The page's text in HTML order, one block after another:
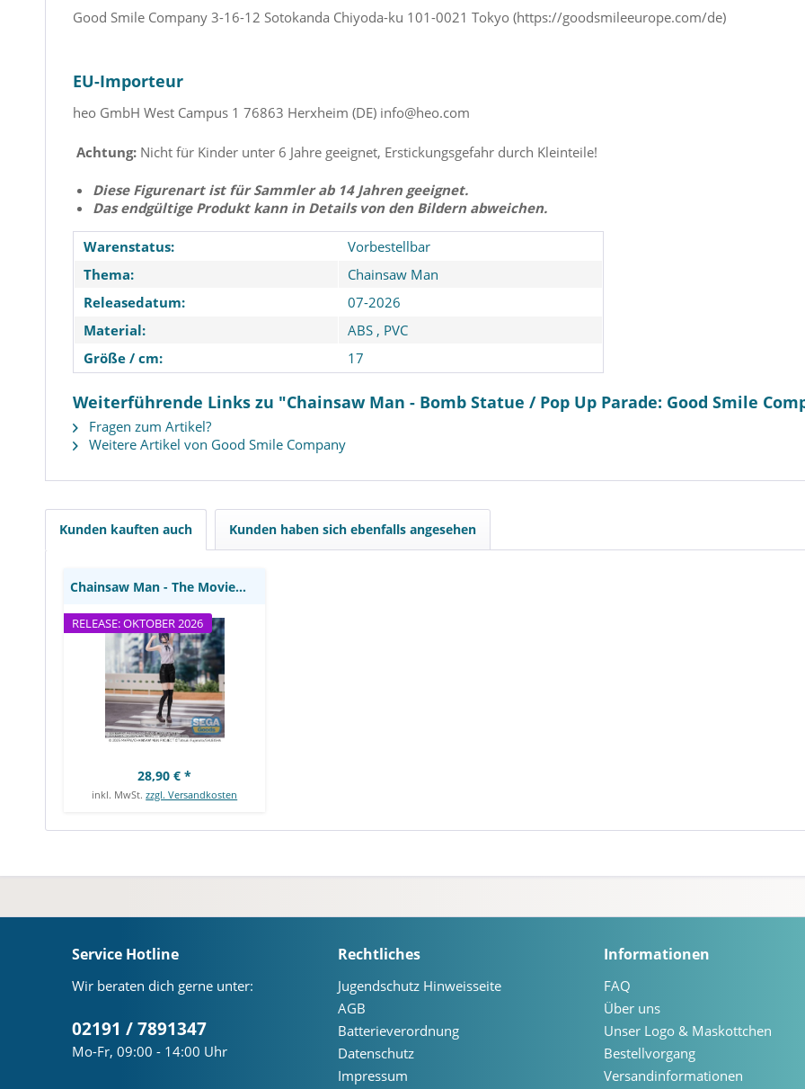
Good Smile Company 3-16-12 Sotokanda Chiyoda-ku 101-0021 Tokyo (https://goodsmileeurope.com/de)
EU-Importeur
heo GmbH West Campus 1 76863 Herxheim (DE) info@heo.com
Achtung: Nicht für Kinder unter 6 Jahre geeignet, Erstickungsgefahr durch Kleinteile!
Diese Figurenart ist für Sammler ab 14 Jahren geeignet.
Das endgültige Produkt kann in Details von den Bildern abweichen.
Warenstatus:
Vorbestellbar
Thema:
Chainsaw Man
Releasedatum:
07-2026
Material:
ABS , PVC
Größe / cm:
17
Weiterführende Links zu "Chainsaw Man - Bomb Statue / Pop Up Parade: Good Smile
Fragen zum Artikel?
Weitere Artikel von Good Smile Company
Kunden kauften auch Kunden haben sich ebenfalls angesehen
Chainsaw Man - The Movie -
RELEASE: OKTOBER 2026
Chainsaw Man - The Movie - Reze Statue /...
28,90 € *
inkl. MwSt.zzgl. Versandkosten
Service Hotline
Wir beraten dich gerne unter:
02191 / 7891347
Mo-Fr, 09:00 - 14:00 Uhr
Rechtliches
Jugendschutz Hinweisseite
AGB
Batterieverordnung
Datenschutz
Impressum
Informationen
FAQ
Über uns
Unser Logo & Maskottchen
Bestellvorgang
Versandinformationen